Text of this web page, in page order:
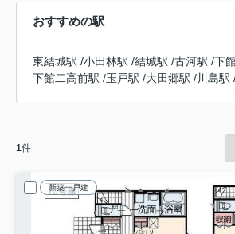
おすすめの駅
東結城駅 /小田林駅 /結城駅 /古河駅 /下
下館二高前駅 /玉戸駅 /大田郷駅 /川島駅
1件
新築一戸建